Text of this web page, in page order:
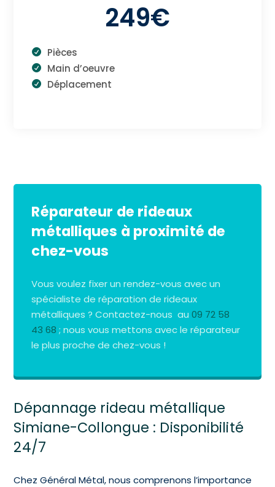
249€
Pièces
Main d’oeuvre
Déplacement
Réparateur de rideaux
métalliques à proximité de
chez-vous
Vous voulez fixer un rendez-vous avec un
spécialiste de réparation de rideaux
métalliques ? Contactez-nous au09 72 58
43 68 ; nous vous mettons avec le réparateur
le plus proche de chez-vous !
Dépannage rideau métallique
Simiane-Collongue : Disponibilité
24/7
Chez Général Métal, nous comprenons l’importance